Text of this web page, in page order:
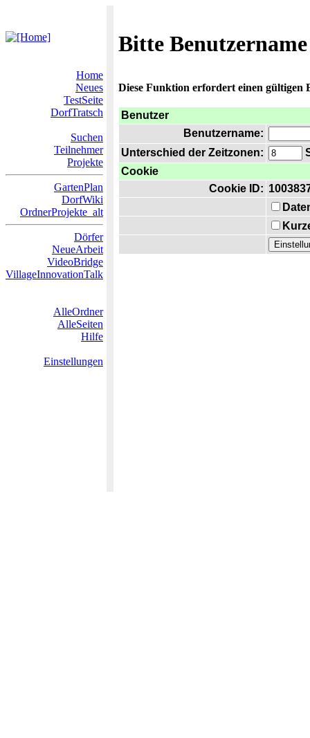
Bitte
Home
Neues
TestSeite
DorfTratsch
Suchen
Teilnehmer
Projekte
GartenPlan
DorfWiki
OrdnerProjekte_alt
Dörfer
NeueArbeit
VideoBridge
VillageInnovationTalk
AlleOrdner
AlleSeiten
Hilfe
Einstellungen
Diese Funktion erfordert einen gültigen
Benutzer
Benutzername:
Unterschied der Zeitzonen:
Cookie
Cookie ID: